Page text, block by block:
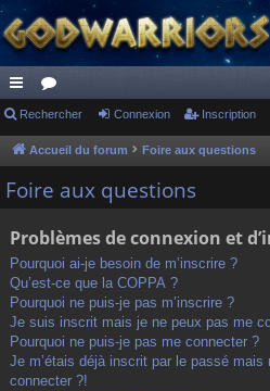
ac
co
ur
s
or
u
Rechercher Connexion Inscription
Accueil du forum Foire aux questions
Foire aux questions
Problèmes de connexion et
Pourquoi ai-je besoin de m’inscrire ?
Qu’est-ce que la COPPA ?
Pourquoi ne puis-je pas m’inscrire ?
Je suis inscrit mais je ne peux pas me
Pourquoi ne puis-je pas me connecter ?
Je m’étais déjà inscrit par le passé
connecter ?!